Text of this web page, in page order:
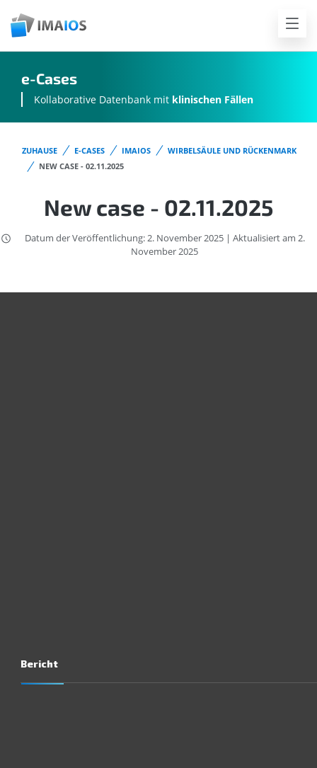
e-Cases
Kollaborative Datenbank mit klinischen Fällen
ZUHAUSE E-CASES IMAIOS
WIRBELSÄULE UND RÜCKENMARK
NEW CASE - 02.11.2025
New case - 02.11.2025
Datum der Veröffentlichung: 2. November 2025 | Aktualisiert am 2.
November 2025
Bericht